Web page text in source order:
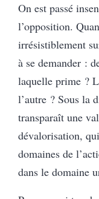
On est passé
l’opposition.
irrésistiblement
à se demander :
laquelle prime ?
l’autre ? Sous la
transparaît une
dévalorisation,
domaines de
dans le domaine